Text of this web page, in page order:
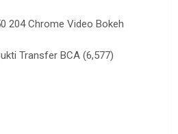
204 Chrome Video Bokeh
Transfer BCA (6,577)